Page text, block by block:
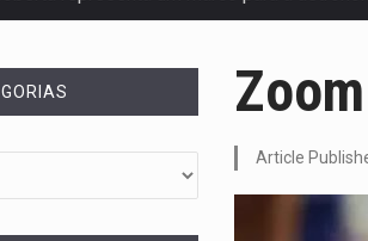
com as autoridades de saúde da Faixa
casos mais graves envolveu a residência
Article